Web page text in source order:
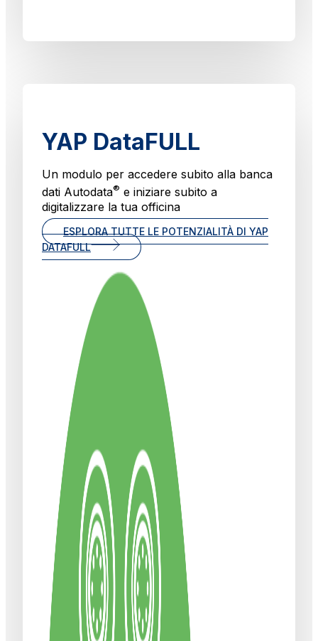
YAP DataFULL
Un modulo per accedere subito alla banca
dati Autodata® e iniziare subito a
digitalizzare la tua officina
ESPLORA TUTTE LE POTENZIALITÀ DI YAP
DATAFULL